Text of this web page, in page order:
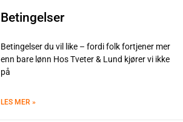
Betingelser
Betingelser du vil like – fordi folk fortjener mer
enn bare lønn Hos Tveter & Lund kjører vi ikke
på
LES MER »